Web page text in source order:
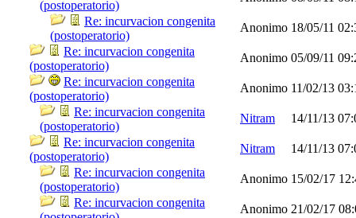
(postoperatorio)
Re: incurvacion congenita
(postoperatorio)
Anonimo 18/05/11
Re: incurvacion congenita
(postoperatorio)
Anonimo 05/09/11
Re: incurvacion congenita
(postoperatorio)
Anonimo 11/02/13
Re: incurvacion congenita
(postoperatorio)
Nitram 14/11/13
Re: incurvacion congenita
(postoperatorio)
Nitram 14/11/13
Re: incurvacion congenita
(postoperatorio)
Anonimo 15/02/17
Re: incurvacion congenita
Anonimo 21/02/17